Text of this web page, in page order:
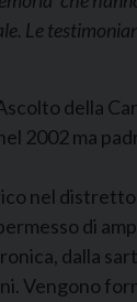
Le
della
2002 ma
nel
di
dalla
Vengono